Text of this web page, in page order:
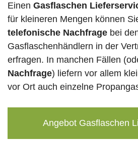
Einen Gasflaschen
für kleineren Mengen können
telefonische Nachfrage bei
Gasflaschenhändlern in der
erfragen. In manchen Fällen
Nachfrage) liefern vor allem
vor Ort auch einzelne
Angebot Gasflaschen